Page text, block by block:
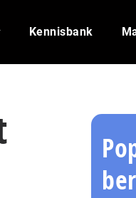
Kennisbank